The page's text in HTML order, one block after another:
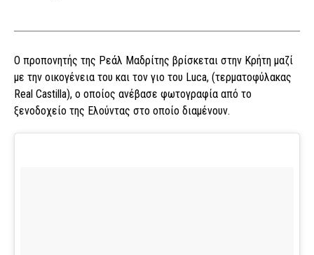
Ο προπονητής της Ρεάλ Μαδρίτης βρίσκεται στην Κρήτη μαζί
με την οικογένεια του και τον γιο του Luca, (τερματοφύλακας
Real Castilla), o oποίος ανέβασε φωτογραφία από το
ξενοδοχείο της Ελούντας στο οποίο διαμένουν.